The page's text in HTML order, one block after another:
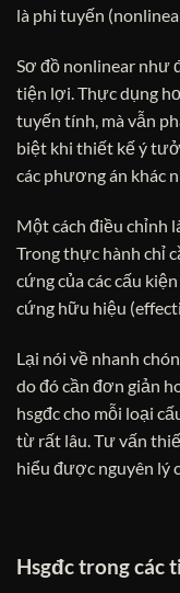
là phi tuyến
Sơ đồ nonlinear như
tiện lợi. Thực dụng
tuyến tính, mà vẫn
biệt khi thiết kế ý
các phương án khác
Một cách điều chỉnh
Trong thực hành chỉ
cứng của các cấu
cứng hữu hiệu
Lại nói về nhanh
do đó cần đơn giản
hsgđc cho mỗi loại
từ rất lâu. Tư vấn
hiểu được nguyên lý
Hsgđc trong các